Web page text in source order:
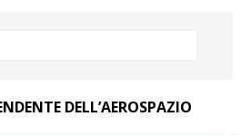
DELL’AEROSPAZIO